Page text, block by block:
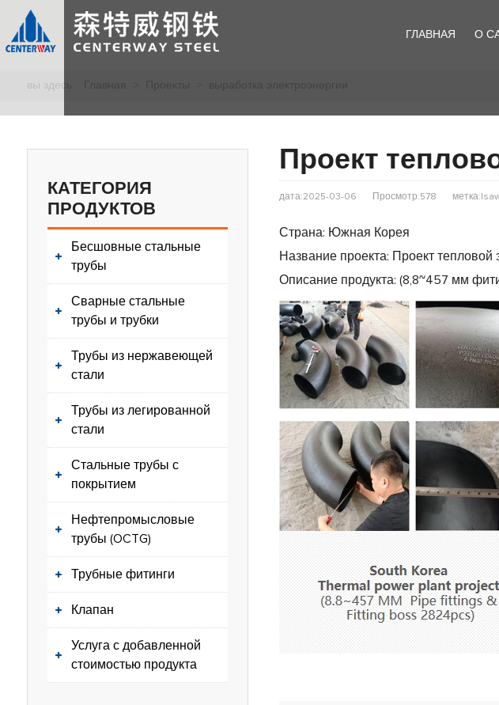
ГЛАВНАЯ О
вы здесь :
КАТЕГОРИЯ
ПРОДУКТОВ
Бесшовные стальные
трубы
Сварные стальные
трубы и трубки
Трубы из нержавеющей
стали
Трубы из легированной
стали
Стальные трубы с
покрытием
Нефтепромысловые
трубы (OCTG)
Трубные фитинги
Клапан
Услуга с добавленной
стоимостью продукта
Проект
дата:2025-03-06 Просмотр:578
Страна: Южная Корея
Название проекта: Проект тепловой
Описание продукта: (8,8~457 мм